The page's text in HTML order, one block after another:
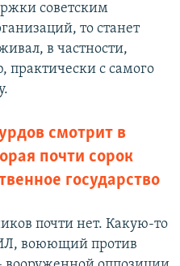
советским
то станет
в частности,
практически с самого
смотрит в
почти сорок
государство
почти нет. Какую-то
воюющий против